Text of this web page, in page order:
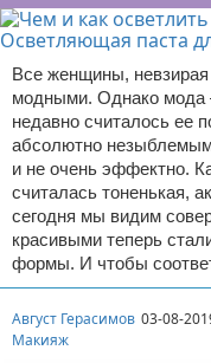
Все женщины, невзирая
модными. Однако мода
недавно считалось ее
абсолютно
и не очень эффектно.
считалась тоненькая,
сегодня мы видим
красивыми теперь
формы. И чтобы
Август Герасимов 03-08-
Макияж